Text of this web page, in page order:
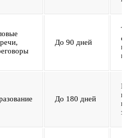
До 90 дней
До 180 дней